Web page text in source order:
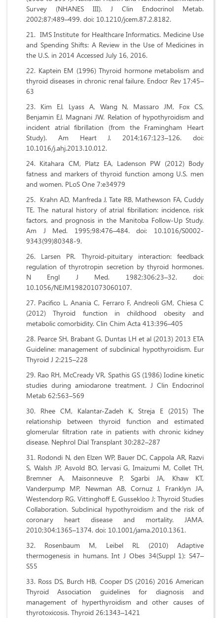
Survey (NHANES III). J Clin Endocrinol Metab.
2002;87:489–499. doi: 10.1210/jcem.87.2.8182.
IMS Institute for Healthcare Informatics. Medicine Use
and Spending Shifts: A Review in the Use of Medicines in
the U.S. in 2014 Accessed July 16, 2016.
Kaptein EM (1996) Thyroid hormone metabolism and
thyroid diseases in chronic renal failure. Endocr Rev 17:45–
63
Kim EJ, Lyass A, Wang N, Massaro JM, Fox CS,
Benjamin EJ, Magnani JW. Relation of hypothyroidism and
incident atrial fibrillation (from the Framingham Heart
Study). Am Heart J. 2014;167:123–126. doi:
10.1016/j.ahj.2013.10.012.
Kitahara CM, Platz EA, Ladenson PW (2012) Body
fatness and markers of thyroid function among U.S. men
and women. PLoS One 7:e34979
Krahn AD, Manfreda J, Tate RB, Mathewson FA, Cuddy
TE. The natural history of atrial fibrillation: incidence, risk
factors, and prognosis in the Manitoba Follow-Up Study.
Am J Med. 1995;98:476–484. doi: 10.1016/S0002-
9343(99)80348-9.
Larsen PR. Thyroid-pituitary interaction: feedback
regulation of thyrotropin secretion by thyroid hormones.
N Engl J Med. 1982;306:23–32. doi:
10.1056/NEJM198201073060107.
Pacifico L, Anania C, Ferraro F, Andreoli GM, Chiesa C
(2012) Thyroid function in childhood obesity and
metabolic comorbidity. Clin Chim Acta 413:396–405
Pearce SH, Brabant G, Duntas LH et al (2013) 2013 ETA
Guideline: management of subclinical hypothyroidism. Eur
Thyroid J 2:215–228
Rao RH, McCready VR, Spathis GS (1986) Iodine kinetic
studies during amiodarone treatment. J Clin Endocrinol
Metab 62:563–569
Rhee CM, Kalantar-Zadeh K, Streja E (2015) The
relationship between thyroid function and estimated
glomerular filtration rate in patients with chronic kidney
disease. Nephrol Dial Transplant 30:282–287
Rodondi N, den Elzen WP, Bauer DC, Cappola AR, Razvi
S, Walsh JP, Asvold BO, Iervasi G, Imaizumi M, Collet TH,
Bremner A, Maisonneuve P, Sgarbi JA, Khaw KT,
Vanderpump MP, Newman AB, Cornuz J, Franklyn JA,
Westendorp RG, Vittinghoff E, Gussekloo J; Thyroid Studies
Collaboration. Subclinical hypothyroidism and the risk of
coronary heart disease and mortality. JAMA.
2010;304:1365–1374. doi: 10.1001/jama.2010.1361.
Rosenbaum M, Leibel RL (2010) Adaptive
thermogenesis in humans. Int J Obes 34(Suppl 1): S47–
S55
Ross DS, Burch HB, Cooper DS (2016) 2016 American
Thyroid Association guidelines for diagnosis and
management of hyperthyroidism and other causes of
thyrotoxicosis. Thyroid 26:1343–1421